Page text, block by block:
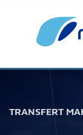
TRANSFERT
Bonjour, je
Comment